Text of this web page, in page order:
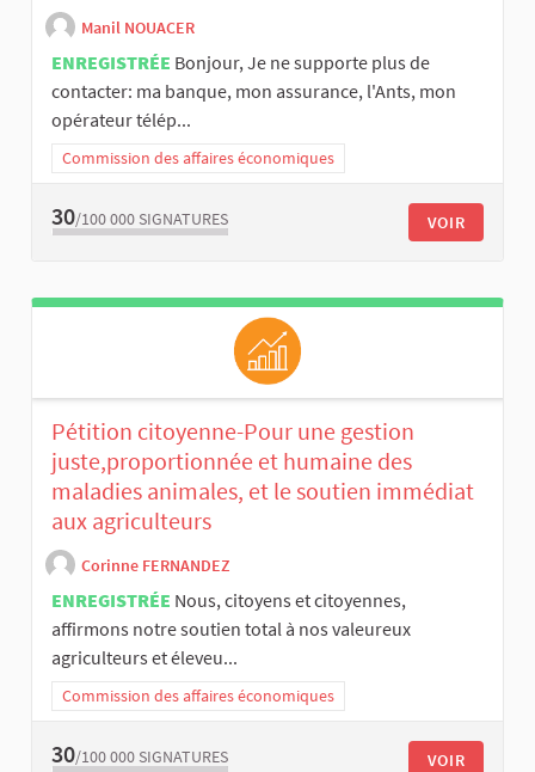
Manil NOUACER
ENREGISTRÉE Bonjour, Je ne supporte plus de
contacter: ma banque, mon assurance, l'Ants, mon
opérateur télép...
Commission des affaires économiques
30/100 000 SIGNATURES VOIR
Pétition citoyenne-Pour une gestion
juste,proportionnée et humaine des
maladies animales, et le soutien immédiat
aux agriculteurs
Corinne FERNANDEZ
ENREGISTRÉE Nous, citoyens et citoyennes,
affirmons notre soutien total à nos valeureux
agriculteurs et éleveu...
Commission des affaires économiques
30/100 000 SIGNATURES VOIR